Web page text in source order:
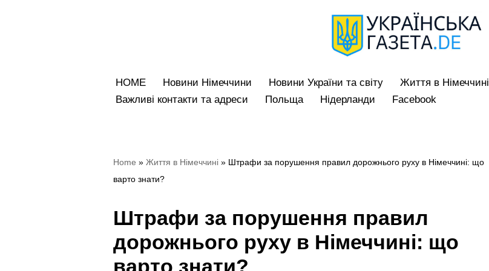
HOME
Новини Німеччини Hовини України та світу Життя в Німеччині
Bажливі контакти та адреси
Польща Нідерланди Facebook
Home » Життя в Німеччині » Штрафи за порушення правил дорожнього руху в Німеччині: що
варто знати?
Штрафи за порушення правил
дорожнього руху в Німеччині: що
варто знати?